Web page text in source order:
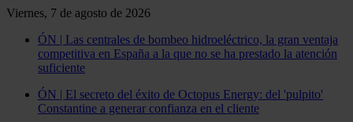
Viernes, 7 de agosto de 2026
ÓN | Las centrales de bombeo hidroeléctrico, la gran ventaja
competitiva en España a la que no se ha prestado la atención
suficiente
ÓN | El secreto del éxito de Octopus Energy: del 'pulpito'
Constantine a generar confianza en el cliente